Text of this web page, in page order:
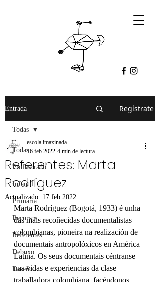
Entrada Regístrate
Todas
Profesorado
Infantil
Primaria
Recursos
Referentes
Debuxo
Deseño
Todas
Referentes: Marta
Rodríguez
escola imaxinada
16 feb 2022 4 min de lectura
Actualizado: 17 feb 2022
Marta Rodríguez (Bogotá, 1933) é unha
das máis recoñecidas documentalistas
colombianas, pioneira na realización de
documentais antropolóxicos en América
Latina. Os seus documentais céntranse
nas vidas e experiencias da clase
traballadora colombiana, facéndonos